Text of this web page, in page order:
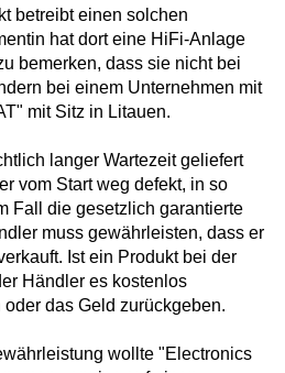
betreibt einen solchen
hat dort eine HiFi-Anlage
bemerken, dass sie nicht bei
bei einem Unternehmen mit
mit Sitz in Litauen.
langer Wartezeit geliefert
vom Start weg defekt, in so
Fall die gesetzlich garantierte
muss gewährleisten, dass er
Ist ein Produkt bei der
Händler es kostenlos
das Geld zurückgeben.
wollte "Electronics